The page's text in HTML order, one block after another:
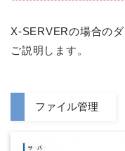
X-SERVERの場合の
ご説明します。
ファイル管理